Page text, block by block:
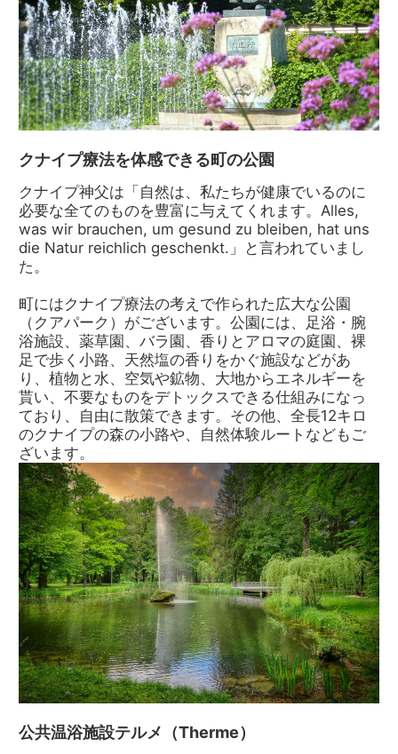
クナイプ療法を体感できる町の公園
クナイプ神父は「自然は、私たちが健康でいるのに
必要な全てのものを豊富に与えてくれます。Alles,
was wir brauchen, um gesund zu bleiben, hat uns
die Natur reichlich geschenkt.」と言われていまし
た。
町にはクナイプ療法の考えで作られた広大な公園
（クアパーク）がございます。公園には、足浴・腕
浴施設、薬草園、バラ園、香りとアロマの庭園、裸
足で歩く小路、天然塩の香りをかぐ施設などがあ
り、植物と水、空気や鉱物、大地からエネルギーを
貰い、不要なものをデトックスできる仕組みになっ
ており、自由に散策できます。その他、全長12キロ
のクナイプの森の小路や、自然体験ルートなどもご
ざいます。
公共温浴施設テルメ（Therme）